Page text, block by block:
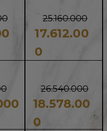
25.160.000
17.612.00
0
26.540.000
18.578.00
0